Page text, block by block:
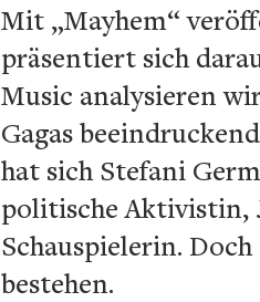
Mit „Mayhem“
präsentiert sich
Music analysieren
Gagas
hat sich Stefani
politische Aktivistin,
Schauspielerin.
bestehen.